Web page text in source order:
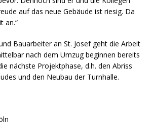
auf das neue Gebäude ist riesig. Da
an.“
Bauarbeiter an St. Josef geht die Arbeit
nach dem Umzug beginnen bereits
nächste Projektphase, d.h. den Abriss
und den Neubau der Turnhalle.